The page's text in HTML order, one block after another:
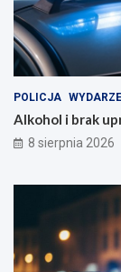
POLICJA
Alkohol i brak
8 sierpnia 2026